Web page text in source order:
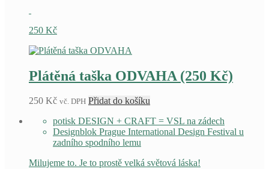
250 Kč
Plátěná taška ODVAHA (250 Kč)
250 Kč vč. DPH Přidat do košíku
potisk DESIGN + CRAFT = VSL na zádech
Designblok Prague International Design Festival u
zadního spodního lemu
Milujeme to. Je to prostě velká světová láska!